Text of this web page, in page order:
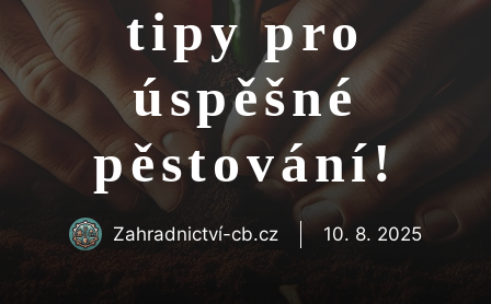
tipy pro
úspěšné
pěstování!
Zahradnictví-cb.cz 10. 8. 2025